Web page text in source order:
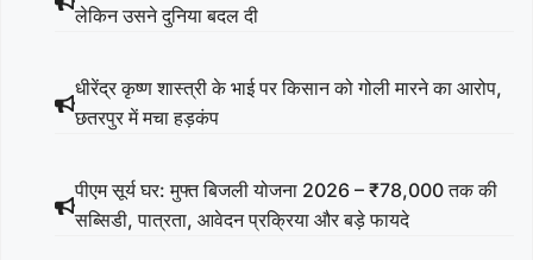
लेकिन उसने दुनिया बदल दी
धीरेंद्र कृष्ण शास्त्री के भाई पर किसान को गोली मारने का आरोप,
छतरपुर में मचा हड़कंप
पीएम सूर्य घर: मुफ्त बिजली योजना 2026 – ₹78,000 तक की
सब्सिडी, पात्रता, आवेदन प्रक्रिया और बड़े फायदे